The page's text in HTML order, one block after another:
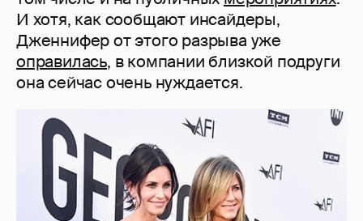
И хотя, как сообщают инсайдеры,
Дженнифер от этого разрыва уже
оправилась, в компании близкой подруги
она сейчас очень нуждается.